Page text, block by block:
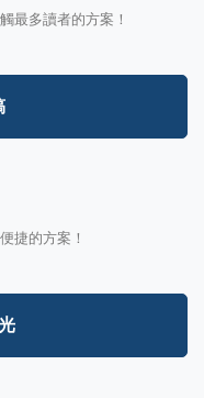
最多讀者的方案！
捷的方案！